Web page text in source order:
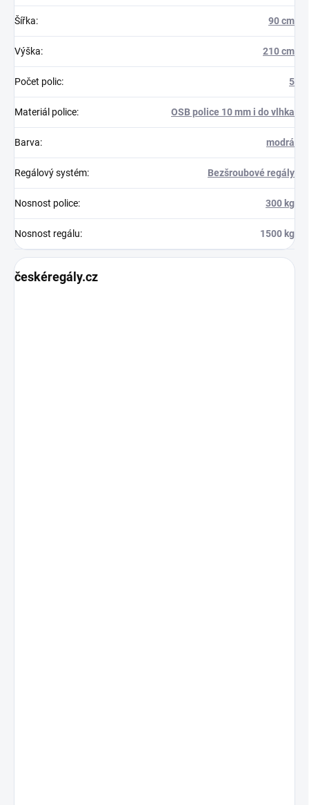
Šířka: 90 cm
Výška: 210 cm
Počet polic: 5
Materiál police: OSB police 10 mm i do vlhka
Barva: modrá
Regálový systém: Bezšroubové regály
Nosnost police: 300 kg
Nosnost regálu: 1500 kg
českéregály.cz